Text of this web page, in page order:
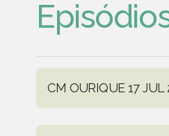
CM OURIQUE 17 JUL